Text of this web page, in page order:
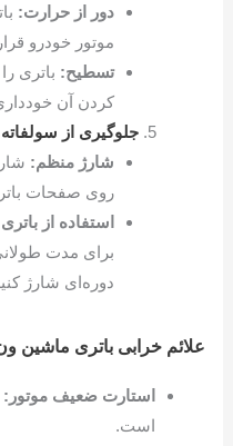
دور از حرارت:
موتور خودرو
تسطیح: باتری
کردن آن
جلوگیری از
شارژ منظم:
روی صفحات
استفاده از
برای مدت
دوره‌ای شارژ
علائم خرابی باتری ماشین
استارت ضعیف موتور:
است.